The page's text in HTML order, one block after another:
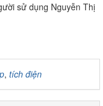
sử dụng Nguyễn Thị
, tích điện